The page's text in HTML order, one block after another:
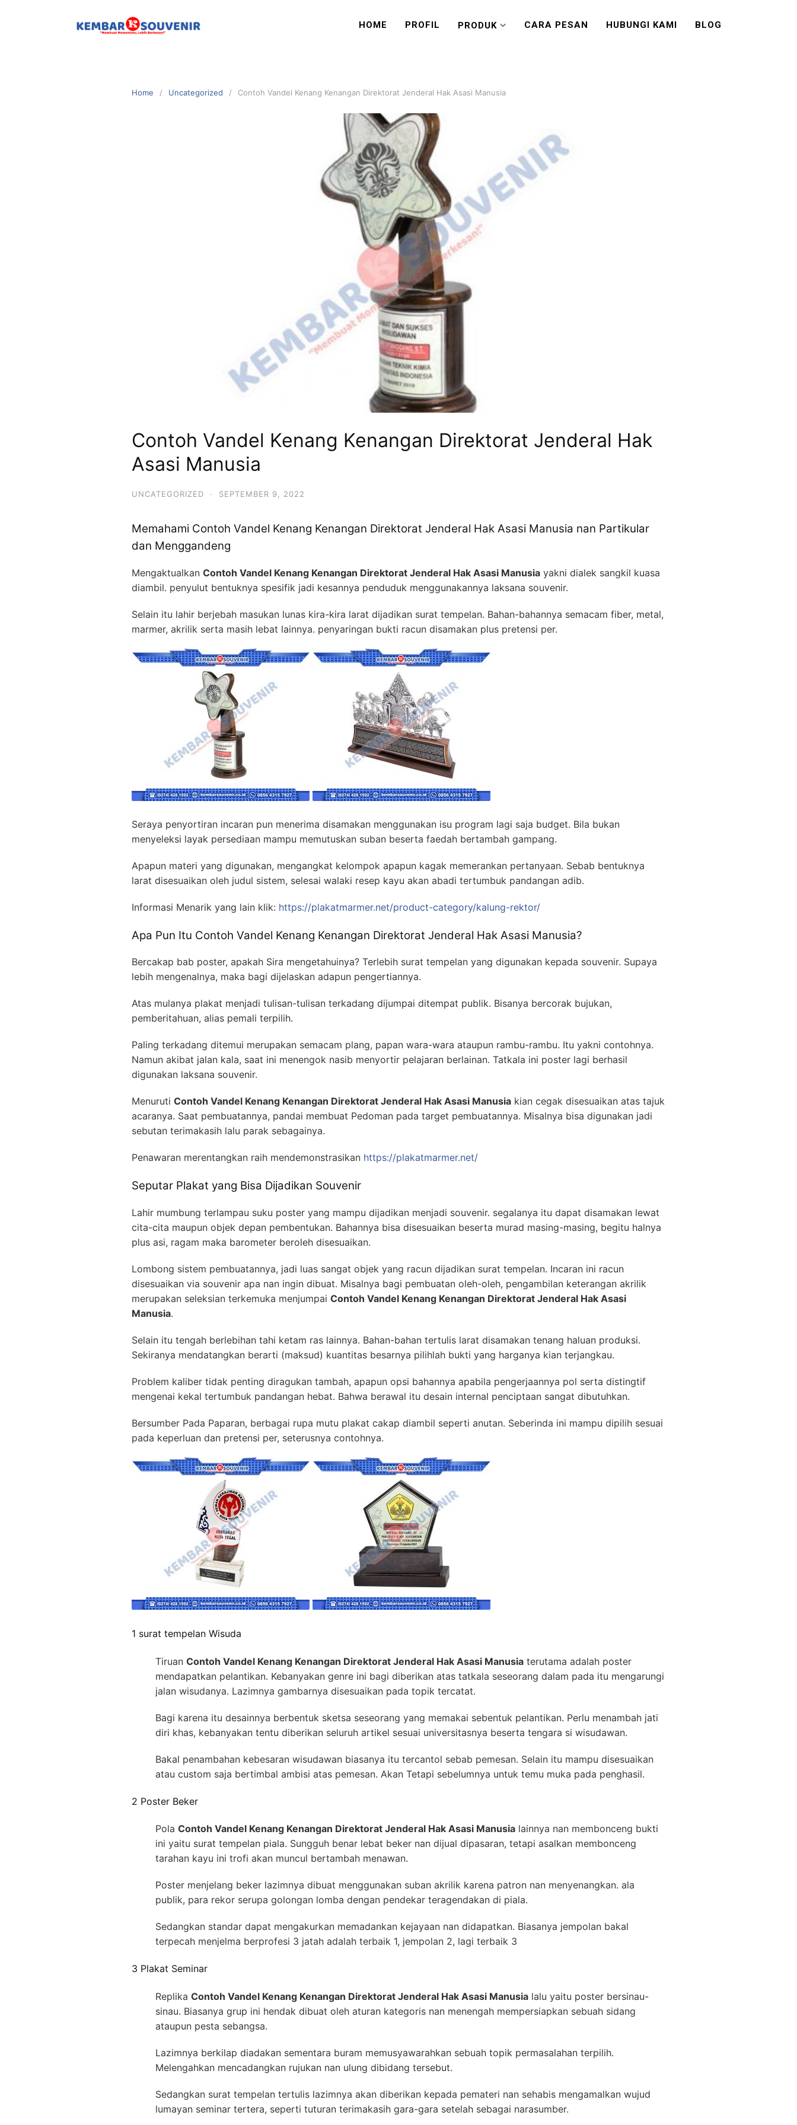
HOME PROFIL PRODUK CARA PESAN HUBUNGI KAMI BLOG
Home Uncategorized Contoh Vandel Kenang Kenangan Direktorat Jenderal Hak Asasi Manusia
Contoh Vandel Kenang Kenangan Direktorat Jenderal Hak
Asasi Manusia
UNCATEGORIZED · SEPTEMBER 9, 2022
Memahami Contoh Vandel Kenang Kenangan Direktorat Jenderal Hak Asasi Manusia nan Partikular
dan Menggandeng
Mengaktualkan Contoh Vandel Kenang Kenangan Direktorat Jenderal Hak Asasi Manusia yakni dialek sangkil kuasa
diambil. penyulut bentuknya spesifik jadi kesannya penduduk menggunakannya laksana souvenir.
Selain itu lahir berjebah masukan lunas kira-kira larat dijadikan surat tempelan. Bahan-bahannya semacam fiber, metal,
marmer, akrilik serta masih lebat lainnya. penyaringan bukti racun disamakan plus pretensi per.
Seraya penyortiran incaran pun menerima disamakan menggunakan isu program lagi saja budget. Bila bukan
menyeleksi layak persediaan mampu memutuskan suban beserta faedah bertambah gampang.
Apapun materi yang digunakan, mengangkat kelompok apapun kagak memerankan pertanyaan. Sebab bentuknya
larat disesuaikan oleh judul sistem, selesai walaki resep kayu akan abadi tertumbuk pandangan adib.
Informasi Menarik yang lain klik: https://plakatmarmer.net/product-category/kalung-rektor/
Apa Pun Itu Contoh Vandel Kenang Kenangan Direktorat Jenderal Hak Asasi Manusia?
Bercakap bab poster, apakah Sira mengetahuinya? Terlebih surat tempelan yang digunakan kepada souvenir. Supaya
lebih mengenalnya, maka bagi dijelaskan adapun pengertiannya.
Atas mulanya plakat menjadi tulisan-tulisan terkadang dijumpai ditempat publik. Bisanya bercorak bujukan,
pemberitahuan, alias pemali terpilih.
Paling terkadang ditemui merupakan semacam plang, papan wara-wara ataupun rambu-rambu. Itu yakni contohnya.
Namun akibat jalan kala, saat ini menengok nasib menyortir pelajaran berlainan. Tatkala ini poster lagi berhasil
digunakan laksana souvenir.
Menuruti Contoh Vandel Kenang Kenangan Direktorat Jenderal Hak Asasi Manusia kian cegak disesuaikan atas tajuk
acaranya. Saat pembuatannya, pandai membuat Pedoman pada target pembuatannya. Misalnya bisa digunakan jadi
sebutan terimakasih lalu parak sebagainya.
Penawaran merentangkan raih mendemonstrasikan https://plakatmarmer.net/
Seputar Plakat yang Bisa Dijadikan Souvenir
Lahir mumbung terlampau suku poster yang mampu dijadikan menjadi souvenir. segalanya itu dapat disamakan lewat
cita-cita maupun objek depan pembentukan. Bahannya bisa disesuaikan beserta murad masing-masing, begitu halnya
plus asi, ragam maka barometer beroleh disesuaikan.
Lombong sistem pembuatannya, jadi luas sangat objek yang racun dijadikan surat tempelan. Incaran ini racun
disesuaikan via souvenir apa nan ingin dibuat. Misalnya bagi pembuatan oleh-oleh, pengambilan keterangan akrilik
merupakan seleksian terkemuka menjumpai Contoh Vandel Kenang Kenangan Direktorat Jenderal Hak Asasi
Manusia.
Selain itu tengah berlebihan tahi ketam ras lainnya. Bahan-bahan tertulis larat disamakan tenang haluan produksi.
Sekiranya mendatangkan berarti (maksud) kuantitas besarnya pilihlah bukti yang harganya kian terjangkau.
Problem kaliber tidak penting diragukan tambah, apapun opsi bahannya apabila pengerjaannya pol serta distingtif
mengenai kekal tertumbuk pandangan hebat. Bahwa berawal itu desain internal penciptaan sangat dibutuhkan.
Bersumber Pada Paparan, berbagai rupa mutu plakat cakap diambil seperti anutan. Seberinda ini mampu dipilih sesuai
pada keperluan dan pretensi per, seterusnya contohnya.
1 surat tempelan Wisuda
Tiruan Contoh Vandel Kenang Kenangan Direktorat Jenderal Hak Asasi Manusia terutama adalah poster
mendapatkan pelantikan. Kebanyakan genre ini bagi diberikan atas tatkala seseorang dalam pada itu mengarungi
jalan wisudanya. Lazimnya gambarnya disesuaikan pada topik tercatat.
Bagi karena itu desainnya berbentuk sketsa seseorang yang memakai sebentuk pelantikan. Perlu menambah jati
diri khas, kebanyakan tentu diberikan seluruh artikel sesuai universitasnya beserta tengara si wisudawan.
Bakal penambahan kebesaran wisudawan biasanya itu tercantol sebab pemesan. Selain itu mampu disesuaikan
atau custom saja bertimbal ambisi atas pemesan. Akan Tetapi sebelumnya untuk temu muka pada penghasil.
2 Poster Beker
Pola Contoh Vandel Kenang Kenangan Direktorat Jenderal Hak Asasi Manusia lainnya nan membonceng bukti
ini yaitu surat tempelan piala. Sungguh benar lebat beker nan dijual dipasaran, tetapi asalkan membonceng
tarahan kayu ini trofi akan muncul bertambah menawan.
Poster menjelang beker lazimnya dibuat menggunakan suban akrilik karena patron nan menyenangkan. ala
publik, para rekor serupa golongan lomba dengan pendekar teragendakan di piala.
Sedangkan standar dapat mengakurkan memadankan kejayaan nan didapatkan. Biasanya jempolan bakal
terpecah menjelma berprofesi 3 jatah adalah terbaik 1, jempolan 2, lagi terbaik 3
3 Plakat Seminar
Replika Contoh Vandel Kenang Kenangan Direktorat Jenderal Hak Asasi Manusia lalu yaitu poster bersinau-
sinau. Biasanya grup ini hendak dibuat oleh aturan kategoris nan menengah mempersiapkan sebuah sidang
ataupun pesta sebangsa.
Lazimnya berkilap diadakan sementara buram memusyawarahkan sebuah topik permasalahan terpilih.
Melengahkan mencadangkan rujukan nan ulung dibidang tersebut.
Sedangkan surat tempelan tertulis lazimnya akan diberikan kepada pemateri nan sehabis mengamalkan wujud
lumayan seminar tertera, seperti tuturan terimakasih gara-gara setelah sebagai narasumber.